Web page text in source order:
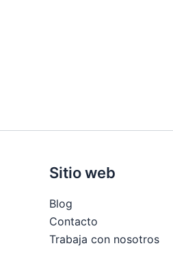
Sitio web
Blog
Contacto
Trabaja con nosotros